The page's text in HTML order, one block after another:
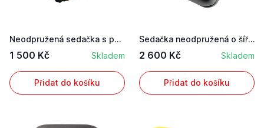
Neodpružená sedačka s posuvnými ližinami v žlut...
1 500 Kč Skladem
Přidat do košíku
Sedačka neodpružená o šířce 48 cm pro zahradní ...
2 600 Kč Skladem
Přidat do košíku